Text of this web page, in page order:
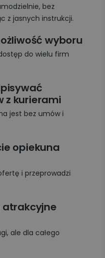
bez
z jasnych instrukcji.
wyboru
do wielu firm
z kurierami
jest bez umów i
opiekuna
i przeprowadzi
atrakcyjne
ale dla całego